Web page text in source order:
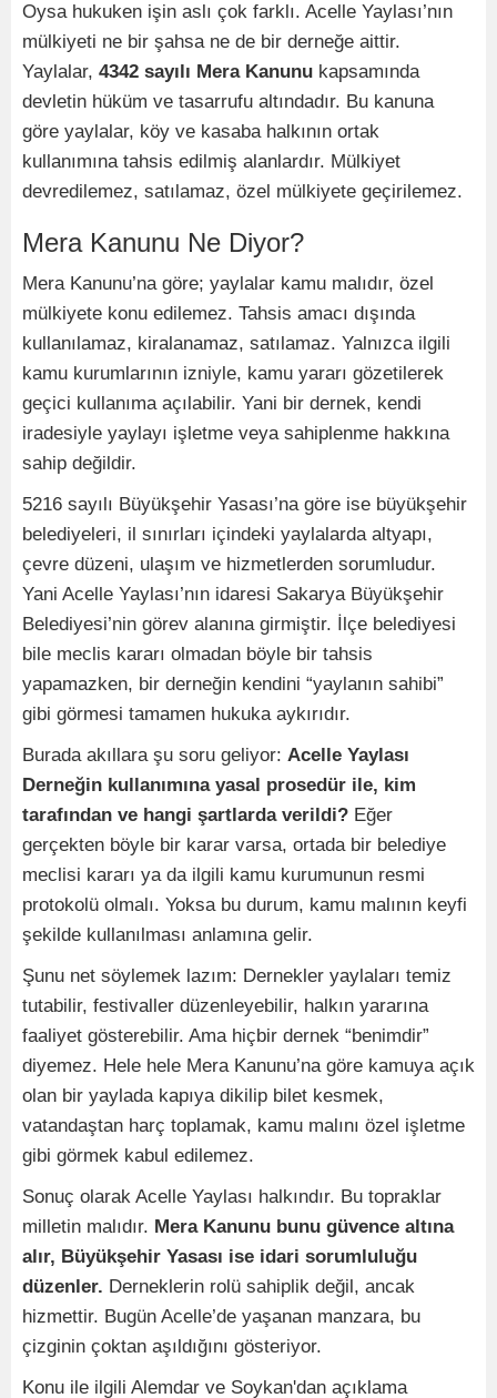
Oysa hukuken işin aslı çok farklı. Acelle Yaylası’nın
mülkiyeti ne bir şahsa ne de bir derneğe aittir.
Yaylalar, 4342 sayılı Mera Kanunu kapsamında
devletin hüküm ve tasarrufu altındadır. Bu kanuna
göre yaylalar, köy ve kasaba halkının ortak
kullanımına tahsis edilmiş alanlardır. Mülkiyet
devredilemez, satılamaz, özel mülkiyete geçirilemez.
Mera Kanunu Ne Diyor?
Mera Kanunu’na göre; yaylalar kamu malıdır, özel
mülkiyete konu edilemez. Tahsis amacı dışında
kullanılamaz, kiralanamaz, satılamaz. Yalnızca ilgili
kamu kurumlarının izniyle, kamu yararı gözetilerek
geçici kullanıma açılabilir. Yani bir dernek, kendi
iradesiyle yaylayı işletme veya sahiplenme hakkına
sahip değildir.
5216 sayılı Büyükşehir Yasası’na göre ise büyükşehir
belediyeleri, il sınırları içindeki yaylalarda altyapı,
çevre düzeni, ulaşım ve hizmetlerden sorumludur.
Yani Acelle Yaylası’nın idaresi Sakarya Büyükşehir
Belediyesi’nin görev alanına girmiştir. İlçe belediyesi
bile meclis kararı olmadan böyle bir tahsis
yapamazken, bir derneğin kendini “yaylanın sahibi”
gibi görmesi tamamen hukuka aykırıdır.
Burada akıllara şu soru geliyor: Acelle Yaylası
Derneğin kullanımına yasal prosedür ile, kim
tarafından ve hangi şartlarda verildi? Eğer
gerçekten böyle bir karar varsa, ortada bir belediye
meclisi kararı ya da ilgili kamu kurumunun resmi
protokolü olmalı. Yoksa bu durum, kamu malının keyfi
şekilde kullanılması anlamına gelir.
Şunu net söylemek lazım: Dernekler yaylaları temiz
tutabilir, festivaller düzenleyebilir, halkın yararına
faaliyet gösterebilir. Ama hiçbir dernek “benimdir”
diyemez. Hele hele Mera Kanunu’na göre kamuya açık
olan bir yaylada kapıya dikilip bilet kesmek,
vatandaştan harç toplamak, kamu malını özel işletme
gibi görmek kabul edilemez.
Sonuç olarak Acelle Yaylası halkındır. Bu topraklar
milletin malıdır. Mera Kanunu bunu güvence altına
alır, Büyükşehir Yasası ise idari sorumluluğu
düzenler. Derneklerin rolü sahiplik değil, ancak
hizmettir. Bugün Acelle’de yaşanan manzara, bu
çizginin çoktan aşıldığını gösteriyor.
Konu ile ilgili Alemdar ve Soykan'dan açıklama